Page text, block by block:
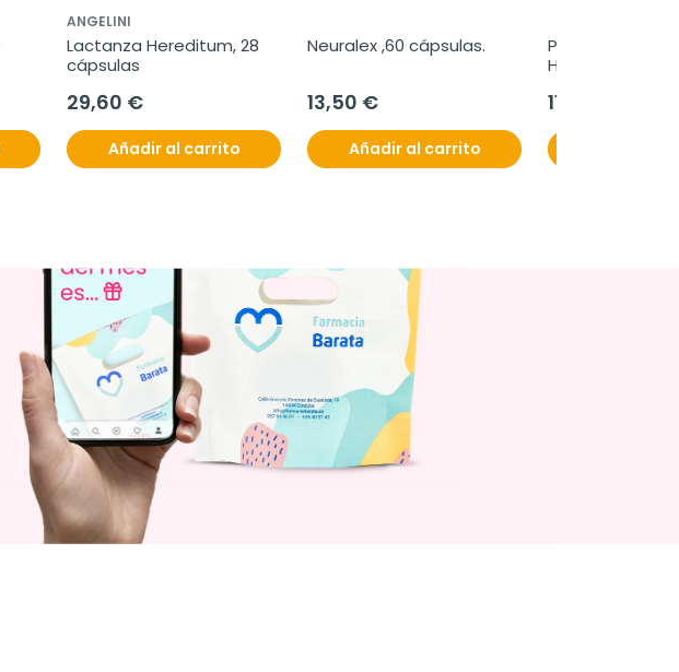
ANGELINI
Lactanza Hereditum, 28
cápsulas
29,60 €
Añadir al carrito
Neuralex ,60 cápsulas.
13,50 €
Añadir al carrito
Physiogel
Hipoalergénica.
11,95 €